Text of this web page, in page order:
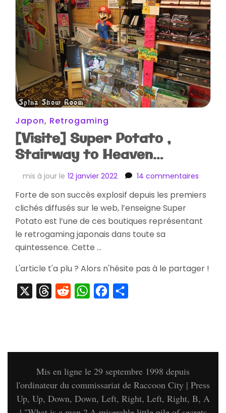
Japon, Retrogaming
[Visite] Super Potato ,
Stairway to Heaven…
mis à jour le 12 janvier 2022 14 commentaires
Super
,
Forte de son succès explosif depuis les premiers
clichés diffusés sur le web, l’enseigne Super
Potato est l’une de ces boutiques représentant
le retrogaming japonais dans toute sa
quintessence. Cette …
L'article t'a plu ? Alors n'hésite pas à le partager !
ThreadsRedditWhatsAppFacebook
Mis en ligne le 29 septembre 1998 depuis
l'ordinateur du commissariat de Raccoon City | Press
Up, Up, Down, Down, Left, Right, Left, Right, B, A